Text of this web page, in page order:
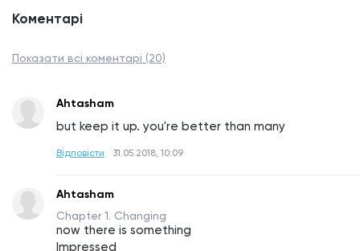
Коментарі
Показати всі коментарі (20)
Ahtasham
but keep it up. you're better than many
Відповісти 31.05.2018, 10:09
Ahtasham
Chapter 1. Changing
now there is something
Impressed